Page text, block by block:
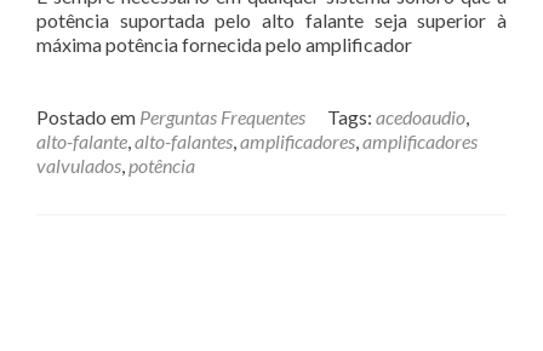
potência suportada pelo alto falante seja superior à
máxima potência fornecida pelo amplificador
Postado em Perguntas Frequentes Tags: acedoaudio,
alto-falante,alto-falantes,amplificadores,amplificadores
valvulados,potência